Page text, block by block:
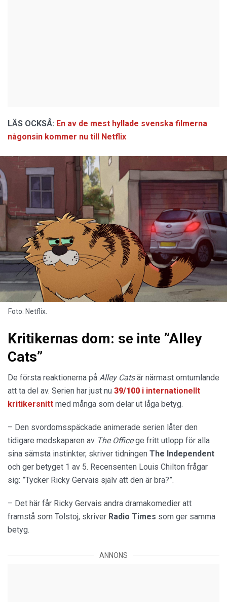
LÄS OCKSÅ: En av de mest hyllade svenska filmerna
någonsin kommer nu till Netflix
Foto: Netflix.
Kritikernas dom: se inte ”Alley
Cats”
De första reaktionerna på Alley Catsär närmast omtumlande
att ta del av. Serien har just nu 39/100 i internationellt
kritikersnitt med många som delar ut låga betyg.
– Den svordomsspäckade animerade serien låter den
tidigare medskaparen av The Officege fritt utlopp för alla
sina sämsta instinkter, skriver tidningen The Independent
och ger betyget 1 av 5. Recensenten Louis Chilton frågar
sig: ”Tycker Ricky Gervais själv att den är bra?”.
– Det här får Ricky Gervais andra dramakomedier att
framstå som Tolstoj, skriver Radio Times som ger samma
betyg.
ANNONS